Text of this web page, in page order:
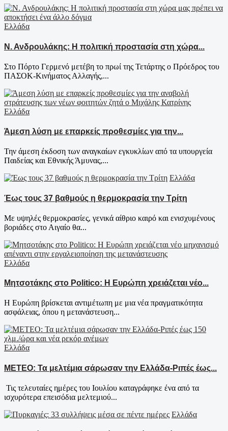
Ελλάδα
Ν. Ανδρουλάκης: Η πολιτική προστασία στη χώρα...
Στο Πόρτο Γερμενό μετέβη το πρωί της Τετάρτης ο Πρόεδρος του
ΠΑΣΟΚ-Κινήματος Αλλαγής,...
Ελλάδα
Άμεση λύση με επαρκείς προθεσμίες για την...
Την άμεση έκδοση των αναγκαίων εγκυκλίων από τα υπουργεία
Παιδείας και Εθνικής Άμυνας,...
Ελλάδα
Έως τους 37 βαθμούς η θερμοκρασία την Τρίτη
Με υψηλές θερμοκρασίες, γενικά αίθριο καιρό και ενισχυμένους
βοριάδες στο Αιγαίο θα...
Ελλάδα
Μητσοτάκης στο Politico: Η Ευρώπη χρειάζεται νέο...
Η Ευρώπη βρίσκεται αντιμέτωπη με μια νέα πραγματικότητα
ασφάλειας, όπου η μετανάστευση...
Ελλάδα
ΜΕΤΕΟ: Τα μελτέμια σάρωσαν την Ελλάδα-Ριπές έως...
Τις τελευταίες ημέρες του Ιουλίου καταγράφηκε ένα από τα
ισχυρότερα επεισόδια μελτεμιού...
Ελλάδα